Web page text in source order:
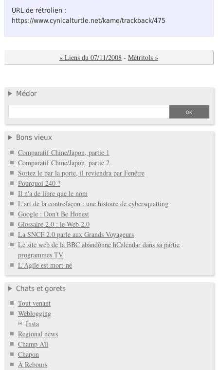
URL de rétrolien :
https://www.cynicalturtle.net/kame/trackback/475
« Liens du 07/11/2008 - Métritols »
Médor
Bons vieux
Comparatif Chine/Japon, partie 1
Comparatif Chine/Japon, partie 2
Sortez le par la porte, il reviendra par Fenêtre
Pourquoi 240 ?
Il n'a de libre que le nom
L'art de la contrefaçon : une histoire de cybersquatting
Google : Don't Be Honest
Glossaire 2.0 : le Web 2.0
La SNCF 2.0 parle aux Grands Voyageurs
Le site web de la BBC abandonne hCalendar dans sa partie
programmes TV
L'Agile est mort-né
Chats et gorets
Tout venant
Weblogging
Insta
Regional news
Champ Aïl
Chapon
À Rebours